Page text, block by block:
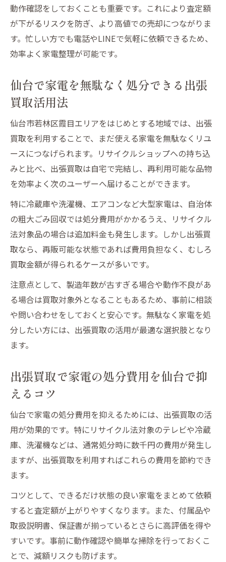
動作確認をしておくことも重要です。これにより査定額
が下がるリスクを防ぎ、より高値での売却につながりま
す。忙しい方でも電話やLINEで気軽に依頼できるため、
効率よく家電整理が可能です。
仙台で家電を無駄なく処分できる出張
買取活用法
仙台市若林区霞目エリアをはじめとする地域では、出張
買取を利用することで、まだ使える家電を無駄なくリユ
ースにつなげられます。リサイクルショップへの持ち込
みと比べ、出張買取は自宅で完結し、再利用可能な品物
を効率よく次のユーザーへ届けることができます。
特に冷蔵庫や洗濯機、エアコンなど大型家電は、自治体
の粗大ごみ回収では処分費用がかかるうえ、リサイクル
法対象品の場合は追加料金も発生します。しかし出張買
取なら、再販可能な状態であれば費用負担なく、むしろ
買取金額が得られるケースが多いです。
注意点として、製造年数が古すぎる場合や動作不良があ
る場合は買取対象外となることもあるため、事前に相談
や問い合わせをしておくと安心です。無駄なく家電を処
分したい方には、出張買取の活用が最適な選択肢となり
ます。
出張買取で家電の処分費用を仙台で抑
えるコツ
仙台で家電の処分費用を抑えるためには、出張買取の活
用が効果的です。特にリサイクル法対象のテレビや冷蔵
庫、洗濯機などは、通常処分時に数千円の費用が発生し
ますが、出張買取を利用すればこれらの費用を節約でき
ます。
コツとして、できるだけ状態の良い家電をまとめて依頼
すると査定額が上がりやすくなります。また、付属品や
取扱説明書、保証書が揃っているとさらに高評価を得や
すいです。事前に動作確認や簡単な掃除を行っておくこ
とで、減額リスクも防げます。